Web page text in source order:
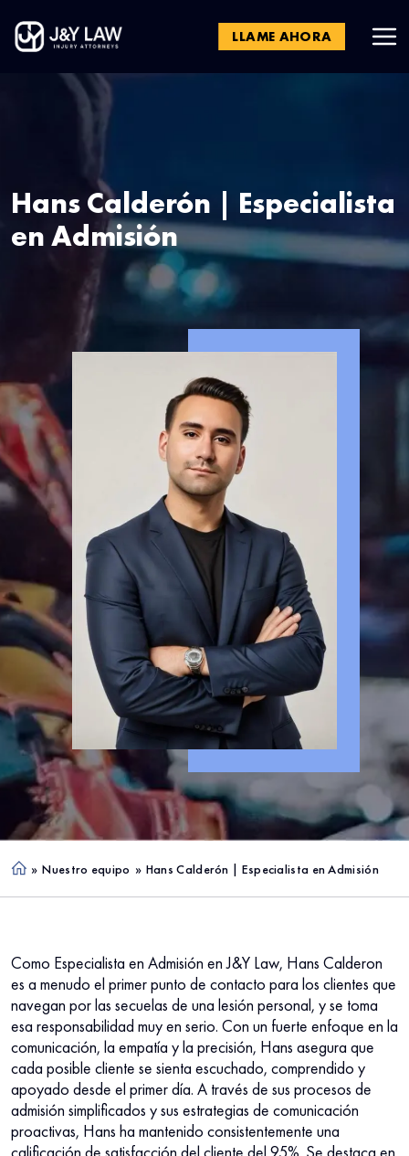
LLAME AHORA
Hans Calderón | Especialista
en Admisión
Ho » Nuestro equipo » Hans Calderón | Especialista en Admisión
Como Especialista en Admisión en J&Y Law, Hans Calderon
es a menudo el primer punto de contacto para los clientes que
navegan por las secuelas de una lesión personal, y se toma
esa responsabilidad muy en serio. Con un fuerte enfoque en la
comunicación, la empatía y la precisión, Hans asegura que
cada posible cliente se sienta escuchado, comprendido y
apoyado desde el primer día. A través de sus procesos de
admisión simplificados y sus estrategias de comunicación
proactivas, Hans ha mantenido consistentemente una